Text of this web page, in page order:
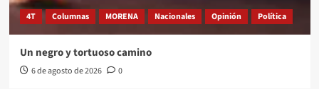
4T Columnas MORENA Nacionales Opinión Política
Un negro y tortuoso camino
6 de agosto de 2026 0